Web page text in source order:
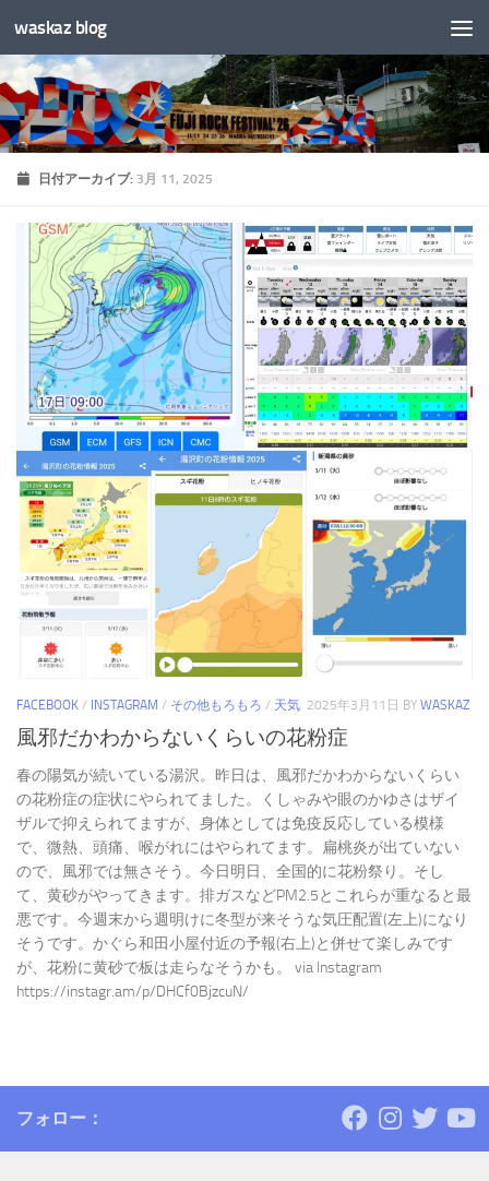
コンテンツへスキップ
waskaz blog
日付アーカイブ: 3月 11, 2025
FACEBOOK / INSTAGRAM / その他もろもろ / 天気 2025年3月11日 BY WASKAZ
風邪だかわからないくらいの花粉症
春の陽気が続いている湯沢。昨日は、風邪だかわからないくらい
の花粉症の症状にやられてました。くしゃみや眼のかゆさはザイ
ザルで抑えられてますが、身体としては免疫反応している模様
で、微熱、頭痛、喉がれにはやられてます。扁桃炎が出ていない
ので、風邪では無さそう。今日明日、全国的に花粉祭り。そし
て、黄砂がやってきます。排ガスなどPM2.5とこれらが重なると最
悪です。今週末から週明けに冬型が来そうな気圧配置(左上)になり
そうです。かぐら和田小屋付近の予報(右上)と併せて楽しみです
が、花粉に黄砂で板は走らなそうかも。 via Instagram
https://instagr.am/p/DHCf0BjzcuN/
フォロー：